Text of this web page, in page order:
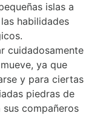
islas a
habilidades
cuidadosamente
ya que
y para ciertas
piedras de
compañeros